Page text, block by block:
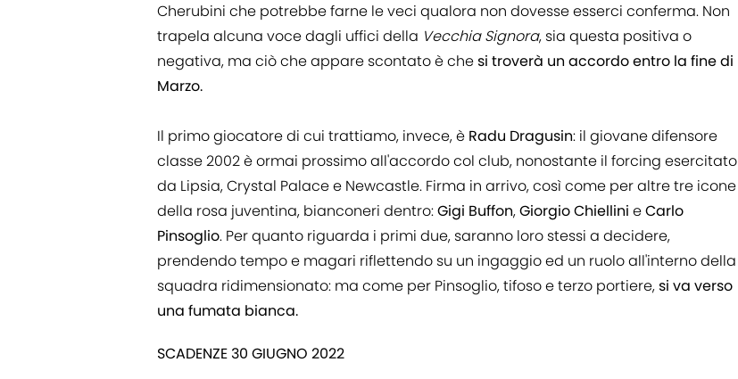
Cherubini che potrebbe farne le veci qualora non dovesse esserci conferma. Non
trapela alcuna voce dagli uffici della Vecchia Signora, sia questa positiva o
negativa, ma ciò che appare scontato è chesi troverà un accordo entro la fine di
Marzo.
Il primo giocatore di cui trattiamo, invece, è Radu Dragusin: il giovane difensore
classe 2002 è ormai prossimo all'accordo col club, nonostante il forcing esercitato
da Lipsia, Crystal Palace e Newcastle. Firma in arrivo, così come per altre tre icone
della rosa juventina, bianconeri dentro:Gigi Buffon,Giorgio Chiellini eCarlo
Pinsoglio. Per quanto riguarda i primi due, saranno loro stessi a decidere,
prendendo tempo e magari riflettendo su un ingaggio ed un ruolo all'interno della
squadra ridimensionato: ma come per Pinsoglio, tifoso e terzo portiere,si va verso
una fumata bianca.
SCADENZE 30 GIUGNO 2022